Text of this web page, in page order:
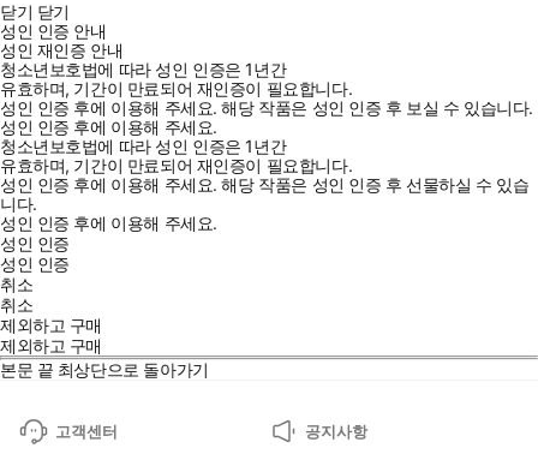
닫기 닫기
성인 인증 안내
성인 재인증 안내
청소년보호법에 따라 성인 인증은 1년간
유효하며, 기간이 만료되어 재인증이 필요합니다.
성인 인증 후에 이용해 주세요.해당 작품은 성인 인증 후 보실 수 있습니다.
성인 인증 후에 이용해 주세요.
청소년보호법에 따라 성인 인증은 1년간
유효하며, 기간이 만료되어 재인증이 필요합니다.
성인 인증 후에 이용해 주세요.해당 작품은 성인 인증 후 선물하실 수 있습
니다.
성인 인증 후에 이용해 주세요.
성인 인증
성인 인증
취소
취소
제외하고 구매
제외하고 구매
본문 끝 최상단으로 돌아가기
고객센터 공지사항